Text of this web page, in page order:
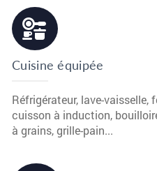
Cuisine équipée
Réfrigérateur, lave-vaisselle,
cuisson à induction,
à grains, grille-pain...